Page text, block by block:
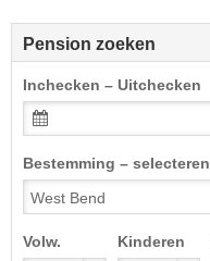
Pension zoeken
Inchecken – Uitchecken
Bestemming – selecteren
Volw. Kinderen